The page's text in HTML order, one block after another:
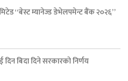
“बेस्ट म्यानेज्ड डेभेलपमेन्ट बैंक २०२६”
बिदा दिने सरकारको निर्णय